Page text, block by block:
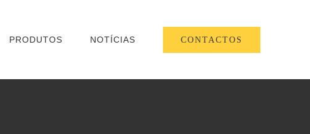
PRODUTOS NOTÍCIAS CONTACTOS